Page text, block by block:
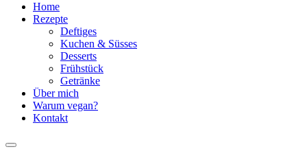
Home
Rezepte
Deftiges
Kuchen & Süsses
Desserts
Frühstück
Getränke
Über mich
Warum vegan?
Kontakt